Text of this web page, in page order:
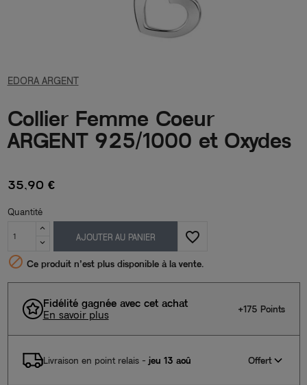
EDORA ARGENT
Collier Femme Coeur
ARGENT 925/1000 et Oxydes
35,90 €
Quantité
AJOUTER AU PANIER
favorite_border
 Ce produit n’est plus disponible à la vente.
Fidélité gagnée avec cet achat
En savoir plus
+175 Points
Livraison en point relais- jeu 13 aoû Offert